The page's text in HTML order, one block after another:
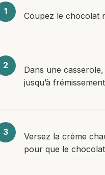
Coupez le chocolat
Dans une
jusqu’à
Versez la crème
pour que le